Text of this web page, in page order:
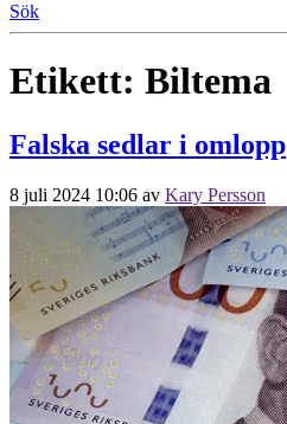
Sök
Etikett: Biltema
Falska sedlar i omlopp
8 juli 2024 10:06 av Kary Persson